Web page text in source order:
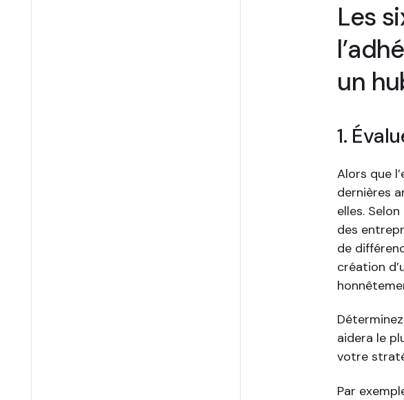
Les
un
1.
Alors que
dernières
elles.
des
de
création
aidera le
votre
Par